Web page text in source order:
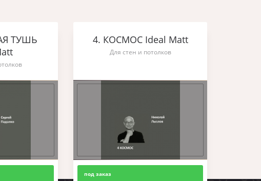
ТУШЬ
4. КОСМОС Ideal Matt
Для стен и потолков
под заказ